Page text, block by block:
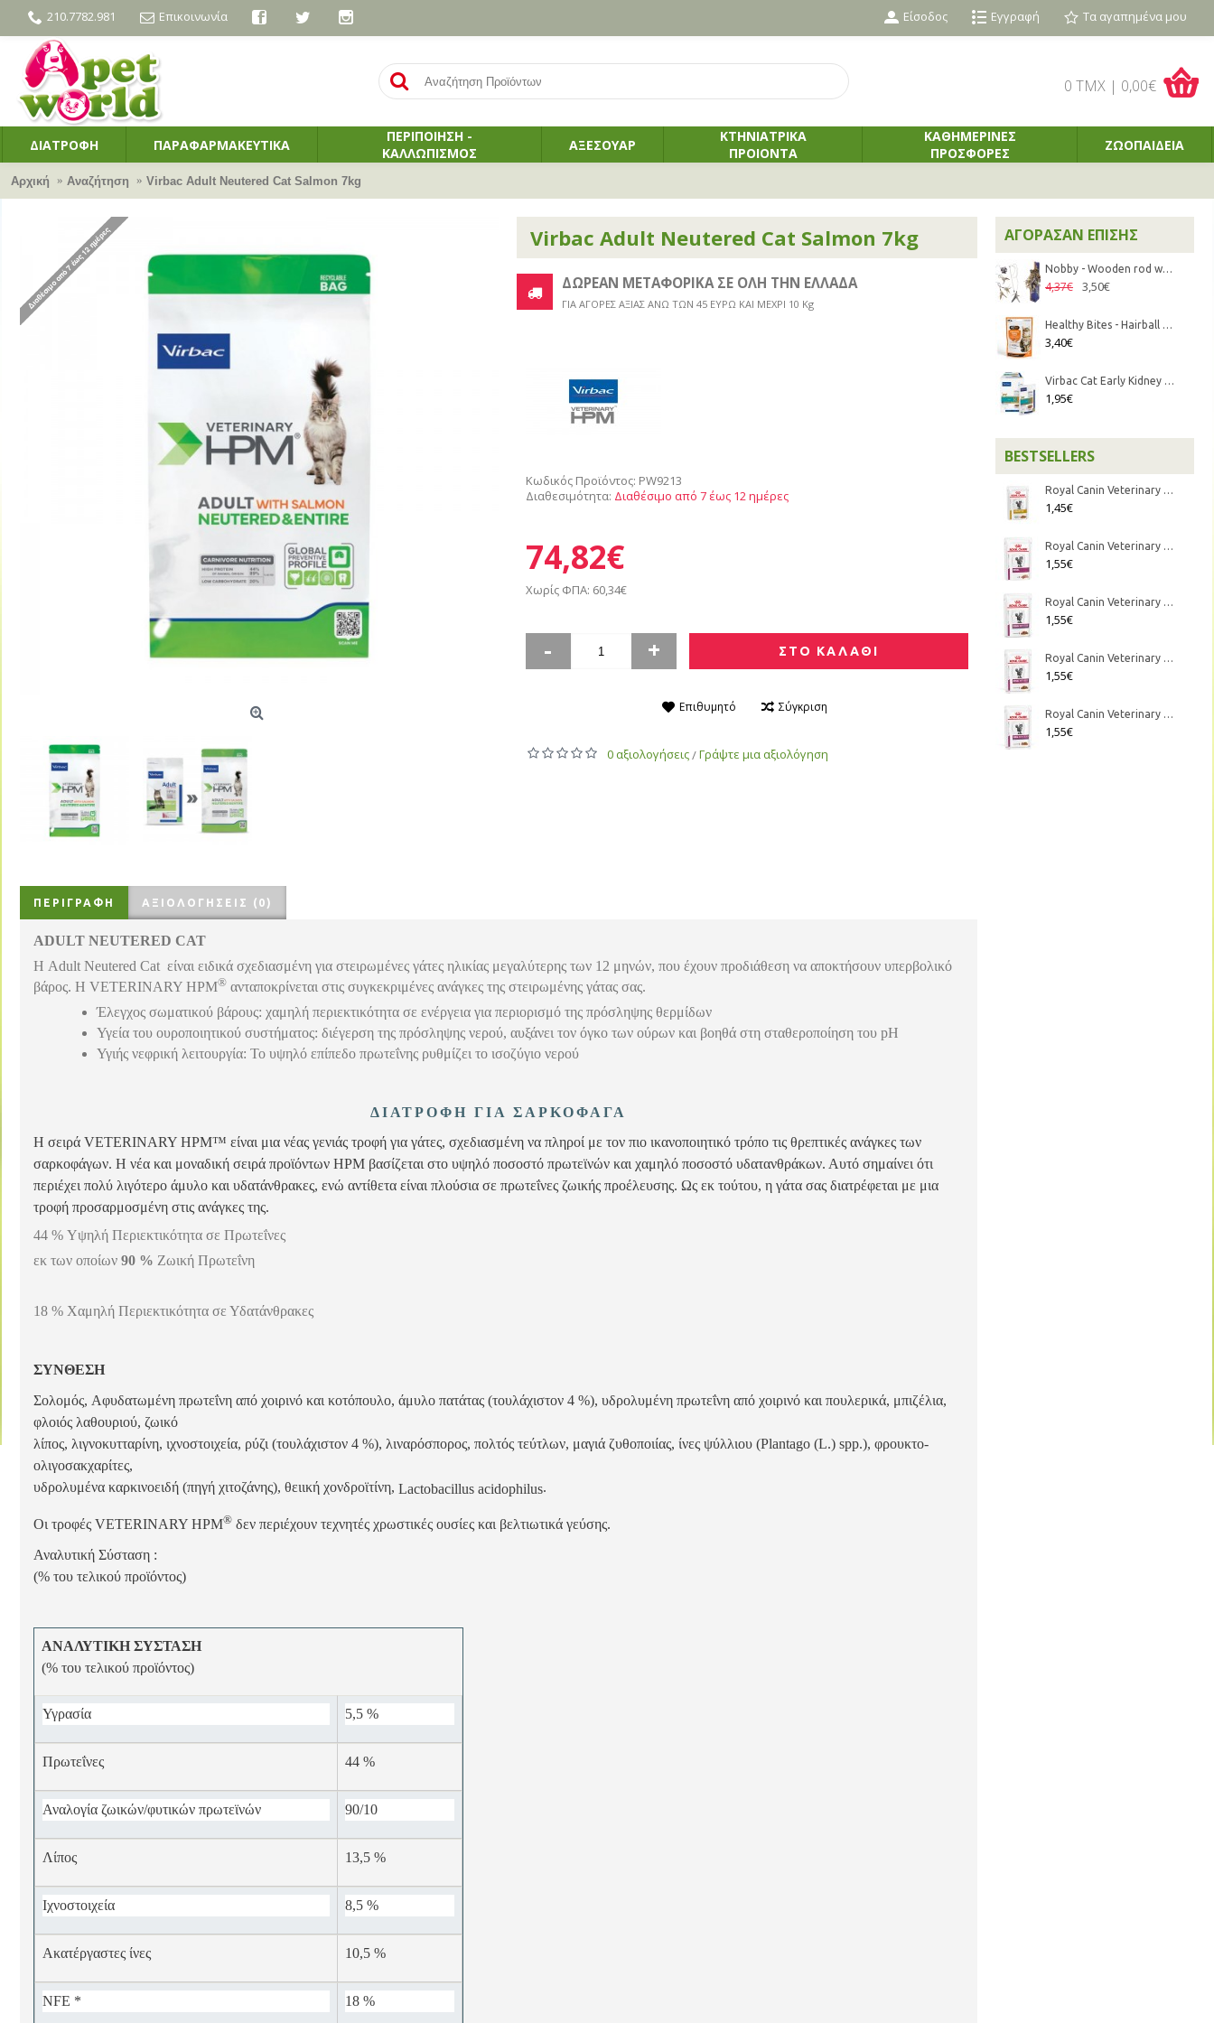
210.7782.981 Επικοινωνία Είσοδος Εγγραφή Τα αγαπημένα μου
0 TMX | 0,00€
ΔΙΑΤΡΟΦΗ ΠΑΡΑΦΑΡΜΑΚΕΥΤΙΚΑ
ΠΕΡΙΠΟΙΗΣΗ -
ΚΑΛΛΩΠΙΣΜΟΣ
ΑΞΕΣΟΥΑΡ
ΚΤΗΝΙΑΤΡΙΚΑ
ΠΡΟΙΟΝΤΑ
ΚΑΘΗΜΕΡΙΝΕΣ
ΠΡΟΣΦΟΡΕΣ
ΖΩΟΠΑΙΔΕΙΑ
Αρχική Αναζήτηση Virbac Adult Neutered Cat Salmon 7kg
ΑΓΌΡΑΣΑΝ ΕΠΊΣΗΣ
Nobby - Wooden rod w/ feather
4,37€ 3,50€
Healthy Bites - Hairball Remedy 65gr
3,40€
Virbac Cat Early Kidney & Joint KJ1 85gr
1,95€
BESTSELLERS
Royal Canin Veterinary Diet - Feline Urinary S/O κομματάκια σε σάλτσα 85gr
1,45€
Royal Canin Veterinary Diet - Feline Renal Mousse 85gr
1,55€
Royal Canin Veterinary Diet - Feline Renal Fish κομματάκια σε σάλτσα 85gr
1,55€
Royal Canin Veterinary Diet - Feline Renal Beef κομματάκια σε σάλτσα 85gr
1,55€
Royal Canin Veterinary Diet - Feline Renal Chicken κομματάκια σε σάλτσα 85gr
1,55€
Virbac Adult Neutered Cat Salmon 7kg
ΔΩΡΕΑΝ ΜΕΤΑΦΟΡΙΚΑ ΣΕ ΟΛΗ ΤΗΝ ΕΛΛΑΔΑ
ΓΙΑ ΑΓΟΡΕΣ ΑΞΙΑΣ ΑΝΩ ΤΩΝ 45 ΕΥΡΩ ΚΑΙ ΜΕΧΡΙ 10 Kg
Κωδικός Προϊόντος: PW9213
Διαθεσιμότητα: Διαθέσιμο από 7 έως 12 ημέρες
74,82€
Χωρίς ΦΠΑ: 60,34€
- + ΣΤΟ ΚΑΛΑΘΙ
Επιθυμητό Σύγκριση
0 αξιολογήσεις/Γράψτε μια αξιολόγηση
ΠΕΡΙΓΡΑΦΉ ΑΞΙΟΛΟΓΉΣΕΙΣ (0)
ADULT NEUTERED CAT
Η Adult Neutered Cat είναι ειδικά σχεδιασμένη για στειρωμένες γάτες ηλικίας μεγαλύτερης των 12 μηνών, που έχουν προδιάθεση να αποκτήσουν υπερβολικό
βάρος. Η VETERINARY HPM® ανταποκρίνεται στις συγκεκριμένες ανάγκες της στειρωμένης γάτας σας.
Έλεγχος σωματικού βάρους: χαμηλή περιεκτικότητα σε ενέργεια για περιορισμό της πρόσληψης θερμίδων
Υγεία του ουροποιητικού συστήματος: διέγερση της πρόσληψης νερού, αυξάνει τον όγκο των ούρων και βοηθά στη σταθεροποίηση του pH
Υγιής νεφρική λειτουργία: Το υψηλό επίπεδο πρωτεΐνης ρυθμίζει το ισοζύγιο νερού
ΔΙΑΤΡΟΦΗ ΓΙΑ ΣΑΡΚΟΦΑΓΑ
Η σειρά VETERINARY HPM™ είναι μια νέας γενιάς τροφή για γάτες, σχεδιασμένη να πληροί με τον πιο ικανοποιητικό τρόπο τις θρεπτικές ανάγκες των
σαρκοφάγων. Η νέα και μοναδική σειρά προϊόντων ΗΡΜ βασίζεται στο υψηλό ποσοστό πρωτεϊνών και χαμηλό ποσοστό υδατανθράκων. Αυτό σημαίνει ότι
περιέχει πολύ λιγότερο άμυλο και υδατάνθρακες, ενώ αντίθετα είναι πλούσια σε πρωτεΐνες ζωικής προέλευσης. Ως εκ τούτου, η γάτα σας διατρέφεται με μια
τροφή προσαρμοσμένη στις ανάγκες της.
44 % Υψηλή Περιεκτικότητα σε Πρωτεΐνες
εκ των οποίων 90 % Ζωική Πρωτεΐνη
18 % Χαμηλή Περιεκτικότητα σε Υδατάνθρακες
ΣΥΝΘΕΣΗ
Σολομός, Aφυδατωμένη πρωτεΐνη από χοιρινό και κοτόπουλο, άμυλο πατάτας (τουλάχιστον 4 %), υδρολυμένη πρωτεΐνη από χοιρινό και πουλερικά, μπιζέλια,
φλοιός λαθουριού, ζωικό
λίπος, λιγνοκυτταρίνη, ιχνοστοιχεία, ρύζι (τουλάχιστον 4 %), λιναρόσπορος, πολτός τεύτλων, μαγιά ζυθοποιίας, ίνες ψύλλιου (Plantago (L.) spp.), φρουκτο-
ολιγοσακχαρίτες,
υδρολυμένα καρκινοειδή (πηγή χιτοζάνης), θειική χονδροϊτίνη, Lactobacillus acidophilus.
Οι τροφές VETERINARY HPM® δεν περιέχουν τεχνητές χρωστικές ουσίες και βελτιωτικά γεύσης.
Αναλυτική Σύσταση :
(% του τελικού προϊόντος)
ΑΝΑΛΥΤΙΚΗ ΣΥΣΤΑΣΗ
(% του τελικού προϊόντος)
Υγρασία 5,5 %
Πρωτεΐνες 44 %
Αναλογία ζωικών/φυτικών πρωτεϊνών 90/10
Λίπος 13,5 %
Ιχνοστοιχεία 8,5 %
Ακατέργαστες ίνες 10,5 %
NFE * 18 %